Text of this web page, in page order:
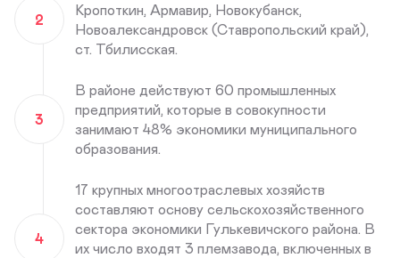
2
Кропоткин, Армавир, Новокубанск,
Новоалександровск (Ставропольский край),
ст. Тбилисская.
3
В районе действуют 60 промышленных
предприятий, которые в совокупности
занимают 48% экономики муниципального
образования.
4
17 крупных многоотраслевых хозяйств
составляют основу сельскохозяйственного
сектора экономики Гулькевичского района. В
их число входят 3 племзавода, включенных в